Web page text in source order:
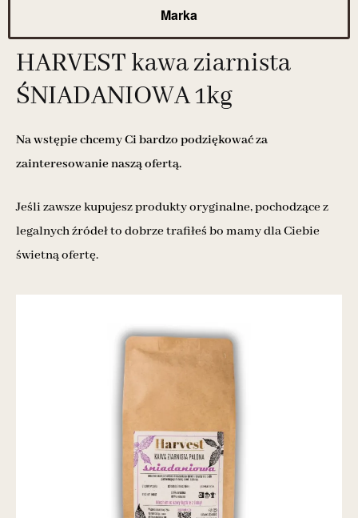
Marka
HARVEST kawa ziarnista
ŚNIADANIOWA 1kg
Na wstępie chcemy Ci bardzo podziękować za
zainteresowanie naszą ofertą.
Jeśli zawsze kupujesz produkty oryginalne, pochodzące z
legalnych źródeł to dobrze trafiłeś bo mamy dla Ciebie
świetną ofertę.